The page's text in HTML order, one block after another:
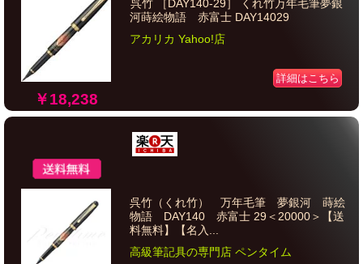
￥18,238
呉竹 ［DAY140-29］ くれ竹万年毛筆夢銀
河蒔絵物語 赤富士 DAY14029
アカリカ Yahoo!店
詳細はこちら
呉竹（くれ竹） 万年毛筆 夢銀河 蒔絵
物語 DAY140 赤富士 29＜20000＞【送
料無料】【名入...
高級筆記具の専門店 ペンタイム